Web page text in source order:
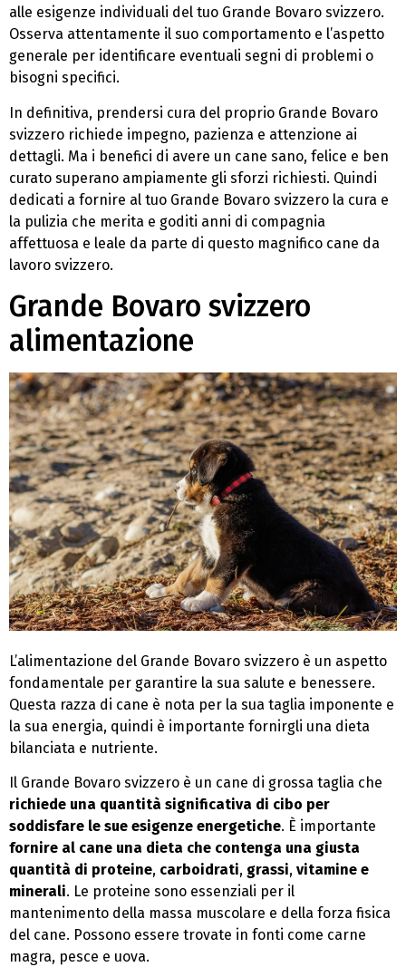
alle esigenze individuali del tuo Grande Bovaro svizzero.
Osserva attentamente il suo comportamento e l’aspetto
generale per identificare eventuali segni di problemi o
bisogni specifici.
In definitiva, prendersi cura del proprio Grande Bovaro
svizzero richiede impegno, pazienza e attenzione ai
dettagli. Ma i benefici di avere un cane sano, felice e ben
curato superano ampiamente gli sforzi richiesti. Quindi
dedicati a fornire al tuo Grande Bovaro svizzero la cura e
la pulizia che merita e goditi anni di compagnia
affettuosa e leale da parte di questo magnifico cane da
lavoro svizzero.
Grande Bovaro svizzero
alimentazione
L’alimentazione del Grande Bovaro svizzero è un aspetto
fondamentale per garantire la sua salute e benessere.
Questa razza di cane è nota per la sua taglia imponente e
la sua energia, quindi è importante fornirgli una dieta
bilanciata e nutriente.
Il Grande Bovaro svizzero è un cane di grossa taglia che
richiede una quantità significativa di cibo per
soddisfare le sue esigenze energetiche. È importante
fornire al cane una dieta che contenga una giusta
quantità di proteine, carboidrati, grassi, vitamine e
minerali. Le proteine sono essenziali per il
mantenimento della massa muscolare e della forza fisica
del cane. Possono essere trovate in fonti come carne
magra, pesce e uova.